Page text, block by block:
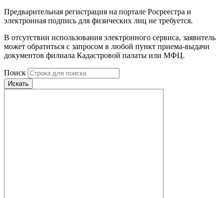
Предварительная регистрация на портале Росреестра и
электронная подпись для физических лиц не требуется.
В отсутствии использования электронного сервиса, заявитель
может обратиться с запросом в любой пункт приема-выдачи
документов филиала Кадастровой палаты или МФЦ.
Поиск
Искать